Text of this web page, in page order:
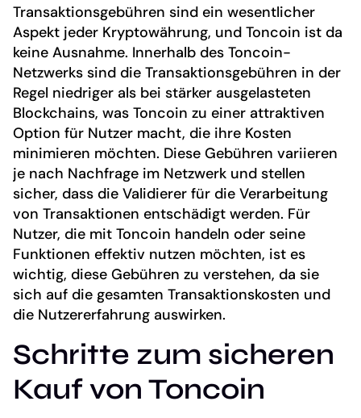
Transaktionsgebühren sind ein wesentlicher
Aspekt jeder Kryptowährung, und Toncoin ist da
keine Ausnahme. Innerhalb des Toncoin-
Netzwerks sind die Transaktionsgebühren in der
Regel niedriger als bei stärker ausgelasteten
Blockchains, was Toncoin zu einer attraktiven
Option für Nutzer macht, die ihre Kosten
minimieren möchten. Diese Gebühren variieren
je nach Nachfrage im Netzwerk und stellen
sicher, dass die Validierer für die Verarbeitung
von Transaktionen entschädigt werden. Für
Nutzer, die mit Toncoin handeln oder seine
Funktionen effektiv nutzen möchten, ist es
wichtig, diese Gebühren zu verstehen, da sie
sich auf die gesamten Transaktionskosten und
die Nutzererfahrung auswirken.
Schritte zum sicheren
Kauf von Toncoin